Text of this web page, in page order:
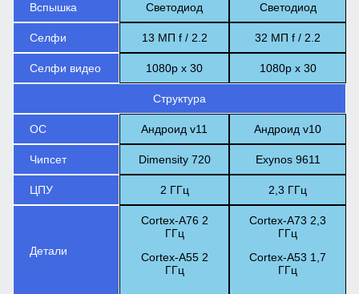
Вспышка Светодиод Светодиод
Селфи 13 МП f / 2.2 32 МП f / 2.2
Селфи видео 1080p x 30 1080p x 30
Структура
ОС Андроид v11 Андроид v10
Чипсет Dimensity 720 Exynos 9611
ЦПУ 2 ГГц 2,3 ГГц
Детали
Cortex-A76 2
ГГц
Cortex-A55 2
ГГц
Cortex-A73 2,3
ГГц
Cortex-A53 1,7
ГГц